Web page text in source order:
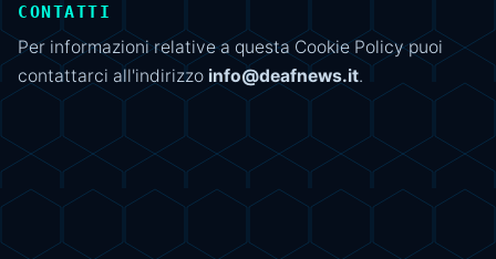
CONTATTI
Per informazioni relative a questa Cookie Policy puoi
contattarci all'indirizzo info@deafnews.it.